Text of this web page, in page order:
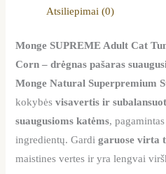
Atsiliepimai (0)
Monge SUPREME Adult Cat
Corn – drėgnas pašaras
Monge Natural Superpremium
kokybėsvisavertis ir
suaugusioms katėms,
ingredientų. Gardigaruose virta
maistines vertes ir yra lengvai